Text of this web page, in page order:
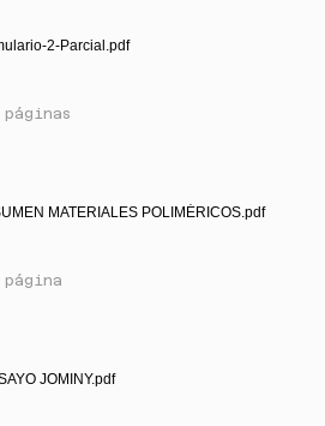
2-Parcial.pdf
páginas
MATERIALES POLIMÉRICOS.pdf
página
JOMINY.pdf